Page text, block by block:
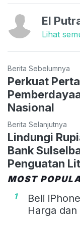
El
Lihat
Berita Sebelumnya
Perkuat
Nasional
Berita Selanjutnya
Lindungi
Bank
Penguatan
MOST
1
Beli
Harga